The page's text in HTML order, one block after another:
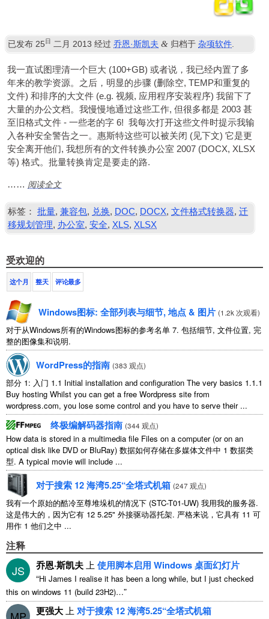
已发布25日 二月 2013 经过乔恩·斯凯夫 & 归档于杂项软件.
我一直试图理清一个巨大 (100+GB) 或者说，我已经内置了多
年来的教学资源。之后，明显的步骤 (删除空, TEMP和重复的
文件) 和排序的大文件 (e.g. 视频, 应用程序安装程序) 我留下了
大量的办公文档。我慢慢地通过这些工作, 但很多都是 2003 甚
至旧格式文件 - 一些老的字 6! 我每次打开这些文件时提示我输
入各种安全警告之一。惠斯特这些可以被关闭 (见下文) 它是更
安全离开他们, 我想所有的文件转换办公室 2007 (DOCX, XLSX
等) 格式。批量转换肯定是要走的路.
…… 阅读全文
标签： 批量,兼容包, 兑换, DOC, DOCX,文件格式转换器,迁
移规划管理, 办公室,安全,XLS,XLSX
受欢迎的
这个月 整天 评论最多
Windows图标: 全部列表与细节, 地点 & 图片 (1.2k 次观看)
对于从Windows所有的Windows图标的参考名单 7. 包括细节, 文件位置, 完
整的图像集和说明.
WordPress的指南 (383 观点)
部分 1: 入门 1.1 Initial installation and configuration The very basics 1.1.1
Buy hosting Whilst you can get a free Wordpress site from
wordpress.com, you lose some control and you have to serve their...
终极编解码器指南 (344 观点)
How data is stored in a multimedia file Files on a computer(or on an
optical disk like DVD or BluRay) 数据如何存储在多媒体文件中 1 数据类
型. A typical movie will include ...
对于搜索 12 海湾5.25“全塔式机箱 (247 观点)
我有一个原始的酷冷至尊堆垛机的情况下 (STC-T01-UW) 我用我的服务器.
这是伟大的，因为它有 12 5.25" 外接驱动器托架. 严格来说，它具有 11 可
用作 1 他们之中 ...
注释
JS 乔恩·斯凯夫 上 使用脚本启用 Windows 桌面幻灯片
“Hi James I realise it has been a long while, but I just checked
this on windows 11 (build 23H2)…”
MP 更强大 上 对于搜索 12 海湾5.25“全塔式机箱